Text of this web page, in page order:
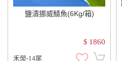
鹽漬挪威鯖魚(6Kg/箱)
$ 1860
禾榮-14尾